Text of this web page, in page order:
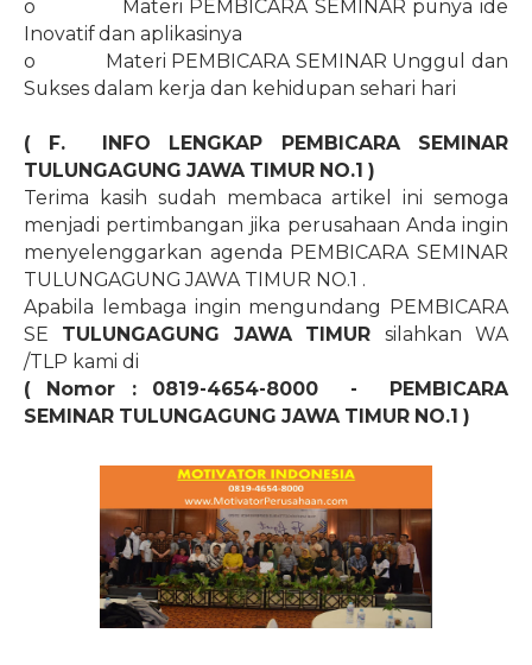
o
Materi PEMBICARA SEMINAR punya ide
Inovatif dan aplikasinya
o
Materi PEMBICARA SEMINAR Unggul dan
Sukses dalam kerja dan kehidupan sehari hari
( F.
INFO LENGKAP PEMBICARA SEMINAR
TULUNGAGUNG JAWA TIMUR NO.1 )
Terima kasih sudah membaca artikel ini semoga
menjadi pertimbangan jika perusahaan Anda ingin
menyelenggarkan agenda PEMBICARA SEMINAR
TULUNGAGUNG JAWA TIMUR NO.1 .
Apabila lembaga ingin mengundang PEMBICARA
SE TULUNGAGUNG JAWA TIMUR silahkan WA
/TLP kami di
( Nomor : 0819-4654-8000
-
PEMBICARA
SEMINAR TULUNGAGUNG JAWA TIMUR NO.1 )